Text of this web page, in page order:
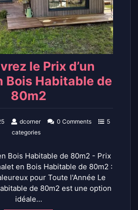
le Prix d’un
Bois Habitable de
80m2
dcorner 0 Comments
5
categories
Bois Habitable de 80m2 - Prix
en Bois Habitable de 80m2 :
pour Toute l'Année Le
de 80m2 est une option
idéale…